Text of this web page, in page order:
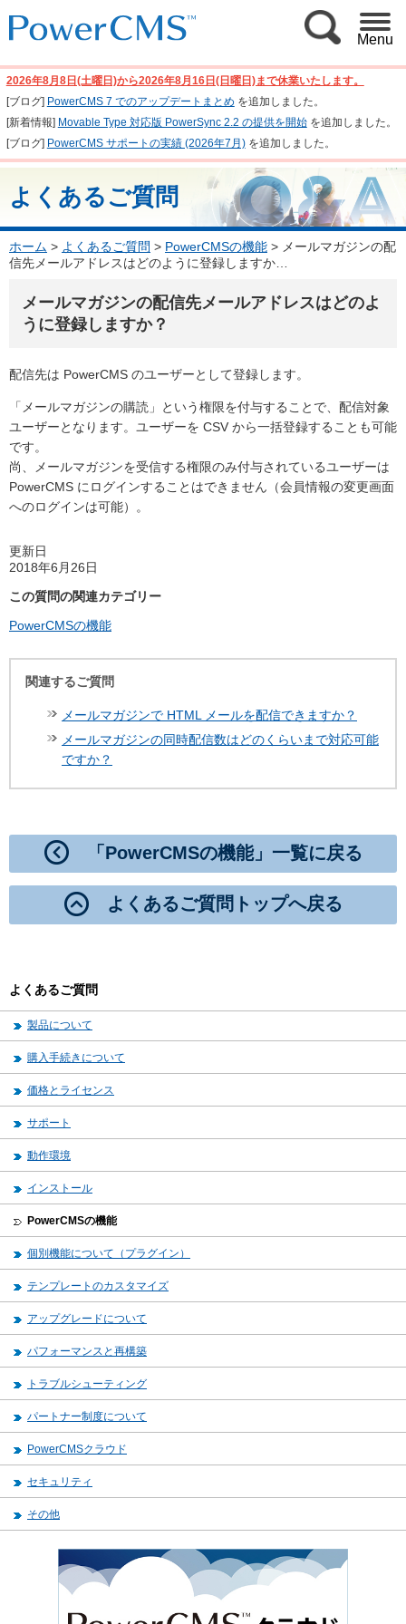
Menu
2026年8月8日(土曜日)から2026年8月16日(日曜日)まで休業いたします。
[ブログ] PowerCMS 7 でのアップデートまとめ を追加しました。
[新着情報] Movable Type 対応版 PowerSync 2.2 の提供を開始を追加しました。
[ブログ] PowerCMS サポートの実績 (2026年7月)を追加しました。
よくあるご質問
ホーム > よくあるご質問 > PowerCMSの機能 > メールマガジンの配
信先メールアドレスはどのように登録しますか…
メールマガジンの配信先メールアドレスはどのよ
うに登録しますか？
配信先は PowerCMS のユーザーとして登録します。
「メールマガジンの購読」という権限を付与することで、配信対象
ユーザーとなります。ユーザーを CSV から一括登録することも可能
です。
尚、メールマガジンを受信する権限のみ付与されているユーザーは
PowerCMS にログインすることはできません（会員情報の変更画面
へのログインは可能）。
更新日
2018年6月26日
この質問の関連カテゴリー
PowerCMSの機能
関連するご質問
メールマガジンで HTML メールを配信できますか？
メールマガジンの同時配信数はどのくらいまで対応可能
ですか？
「PowerCMSの機能」一覧に戻る
よくあるご質問トップへ戻る
よくあるご質問
製品について
購入手続きについて
価格とライセンス
サポート
動作環境
インストール
PowerCMSの機能
個別機能について（プラグイン）
テンプレートのカスタマイズ
アップグレードについて
パフォーマンスと再構築
トラブルシューティング
パートナー制度について
PowerCMSクラウド
セキュリティ
その他